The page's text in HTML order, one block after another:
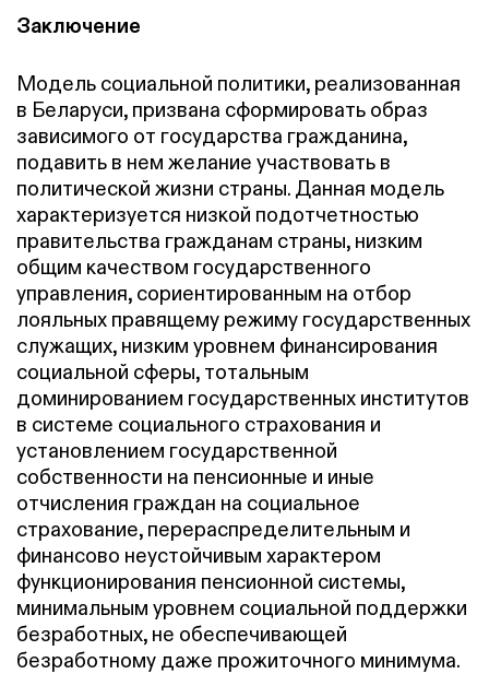
Заключение
Модель социальной политики, реализованная
в Беларуси, призвана сформировать образ
зависимого от государства гражданина,
подавить в нем желание участвовать в
политической жизни страны. Данная модель
характеризуется низкой подотчетностью
правительства гражданам страны, низким
общим качеством государственного
управления, сориентированным на отбор
лояльных правящему режиму государственных
служащих, низким уровнем финансирования
социальной сферы, тотальным
доминированием государственных институтов
в системе социального страхования и
установлением государственной
собственности на пенсионные и иные
отчисления граждан на социальное
страхование, перераспределительным и
финансово неустойчивым характером
функционирования пенсионной системы,
минимальным уровнем социальной поддержки
безработных, не обеспечивающей
безработному даже прожиточного минимума.